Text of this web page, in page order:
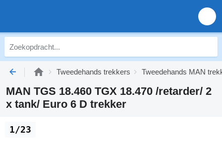
Tweedehands trekkers Tweedehands MAN
MAN TGS 18.460 TGX 18.470 /retarder/ 2
x tank/ Euro 6 D trekker
1/23